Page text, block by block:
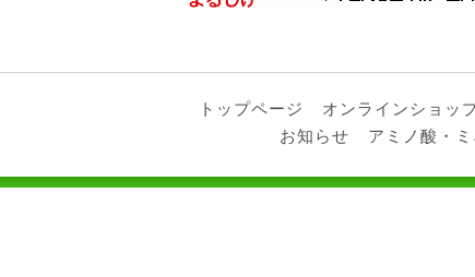
トップページ オンラインショッ
お知らせ
アミノ酸・